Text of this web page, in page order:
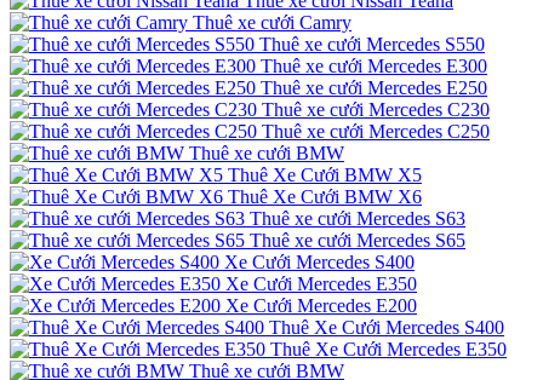
Thuê xe cưới Camry
Thuê xe cưới Mercedes S550
Thuê xe cưới Mercedes E300
Thuê xe cưới Mercedes E250
Thuê xe cưới Mercedes C230
Thuê xe cưới Mercedes C250
Thuê xe cưới BMW
Thuê Xe Cưới BMW X5
Thuê Xe Cưới BMW X6
Thuê xe cưới Mercedes S63
Thuê xe cưới Mercedes S65
Xe Cưới Mercedes S400
Xe Cưới Mercedes E350
Xe Cưới Mercedes E200
Thuê Xe Cưới Mercedes S400
Thuê Xe Cưới Mercedes E350
Thuê xe cưới BMW